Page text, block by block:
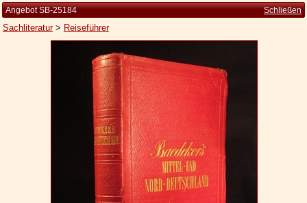
Kleine Kulturgeschichte
Die Brockhaus Auflagen
Angebot SB-25184 Schließen
Sachliteratur> Reiseführer